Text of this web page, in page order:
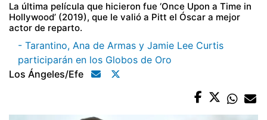
La última película que hicieron fue ‘Once Upon a Time in
Hollywood’ (2019), que le valió a Pitt el Óscar a mejor
actor de reparto.
- Tarantino, Ana de Armas y Jamie Lee Curtis
participarán en los Globos de Oro
Los Ángeles/efe